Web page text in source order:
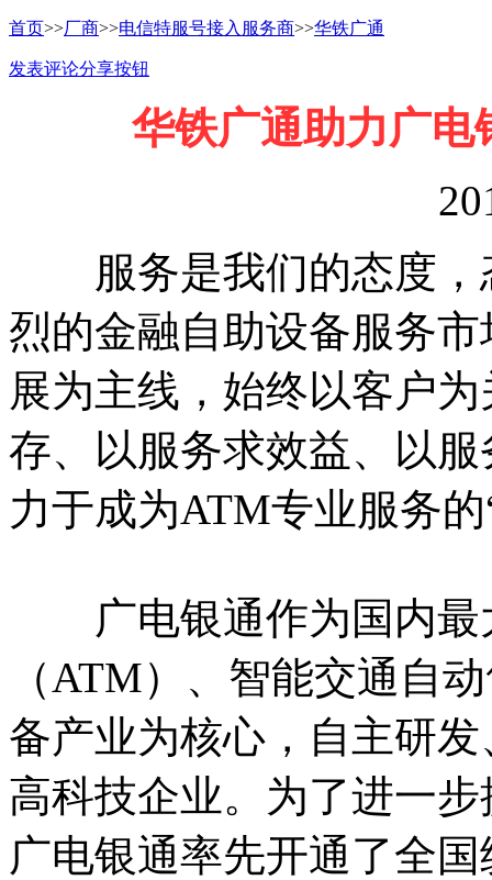
首页>>厂商>>电信特服号接入服务商>>华铁广通
发表评论分享按钮
华铁广通助力广电
服务是我们的态度，
烈的金融自助设备服务
展为主线，始终以客户
存、以服务求效益、以
力于成为ATM专业服务
广电银通作为国内最
（ATM）、智能交通自
备产业为核心，自主研
高科技企业。为了进一
广电银通率先开通了全